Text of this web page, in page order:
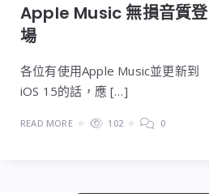
Apple Music 無損音質登
場
各位有使用Apple Music並更新到
iOS 15的話，應 […]
READ MORE 102 0